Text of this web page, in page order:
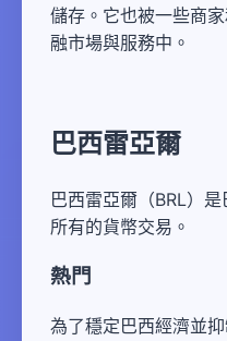
儲存。它也被一些商
融市場與服務中。
巴西雷亞爾
巴西雷亞爾（BRL）
所有的貨幣交易。
熱門
為了穩定巴西經濟並